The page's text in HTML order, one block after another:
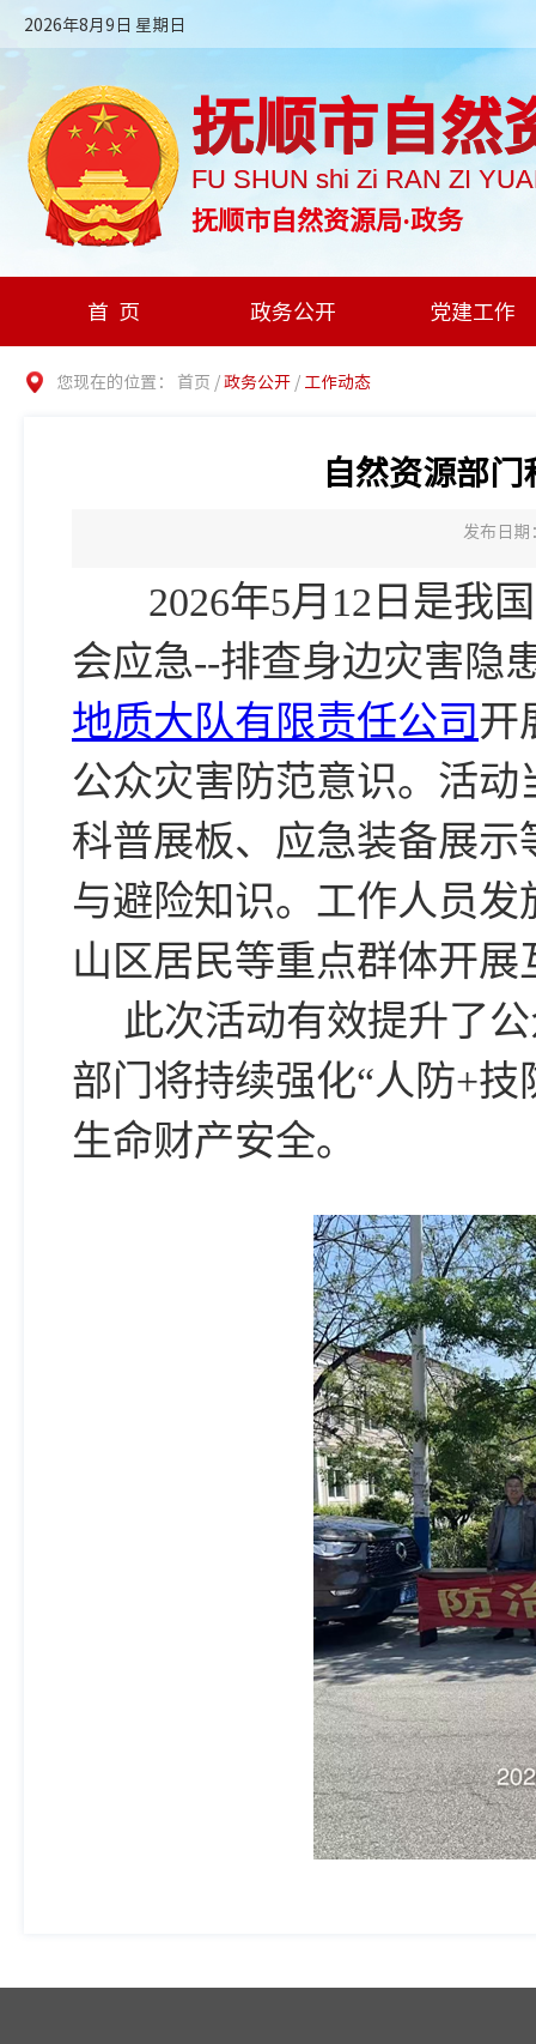
2026年8月9日 星期日
抚顺市自然
FU SHUN shi Zi RAN ZI
抚顺市自然资源局·政务
首页 政务公开 党建工作
您现在的位置： 首页 /政务公开 / 工作动态
自然资源部
发布日
2026年5月12日是我
会应急--排查身边灾害隐
地质大队有限责任公司开
公众灾害防范意识。活
科普展板、应急装备展
与避险知识。工作人员
山区居民等重点群体开展
此次活动有效提升了
部门将持续强化“人防+
生命财产安全。